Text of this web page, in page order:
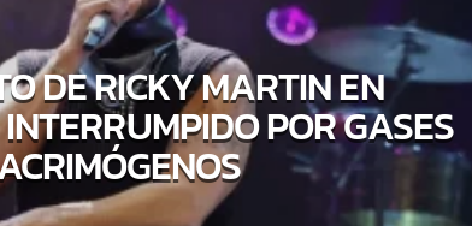
DE RICKY MARTIN EN
POR GASES